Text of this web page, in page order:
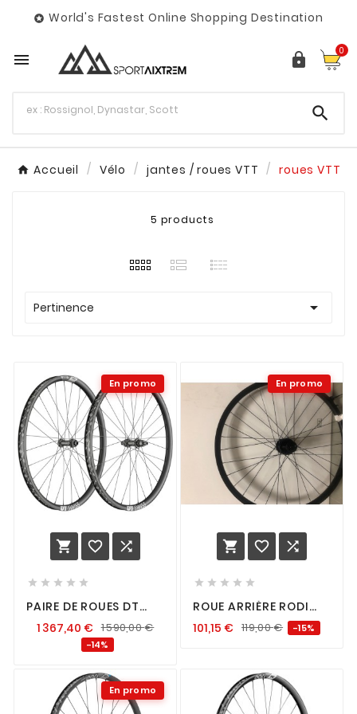
 World's Fastest Online Shopping Destination
  0

Accueil Vélo jantes / roues VTT roues VTT
5 products
Pertinence 
En promo
  
    
PAIRE DE ROUES DT
ONE 29 - 30 CL
1 367,40 € 1 590,00€
-14%
En promo
  
    
ROUE ARRIÈRE RODI
101,15 € 119,00€ -15%
En promo